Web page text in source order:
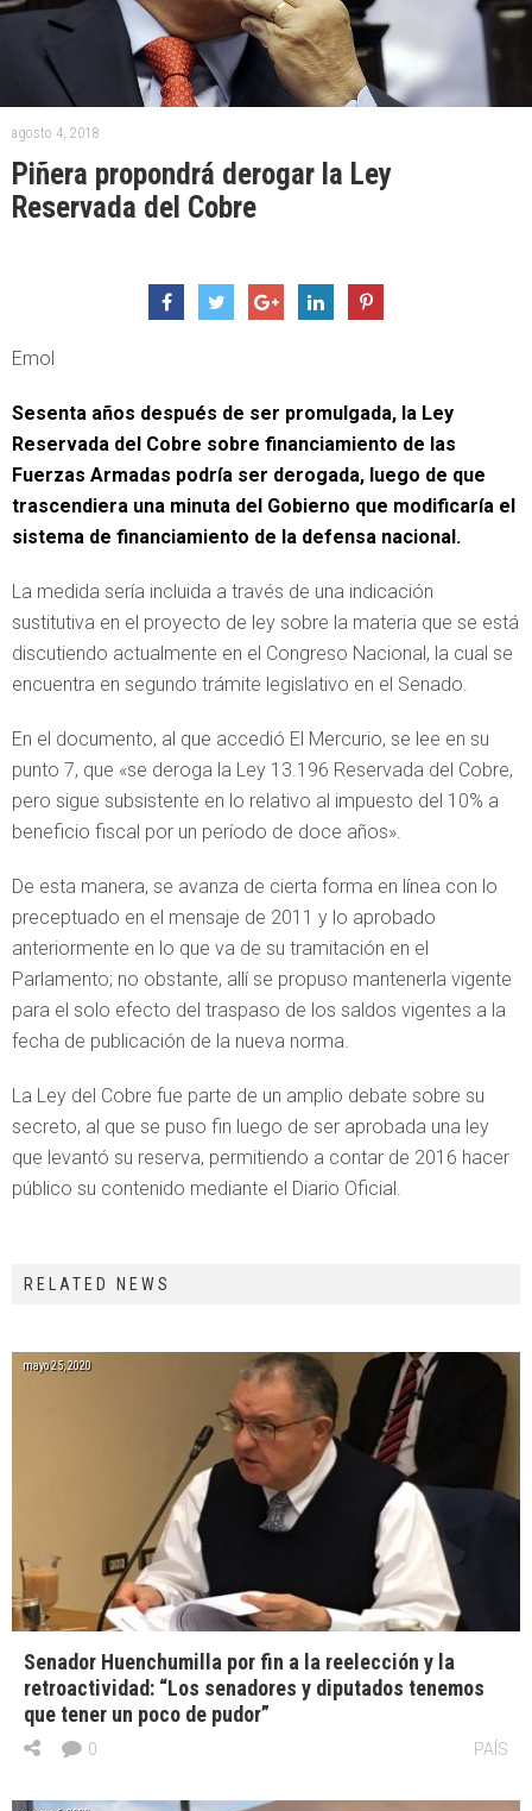
agosto 4, 2018
Piñera propondrá derogar la Ley
Reservada del Cobre
Emol
Sesenta años después de ser promulgada, la Ley
Reservada del Cobre sobre financiamiento de las
Fuerzas Armadas podría ser derogada, luego de que
trascendiera una minuta del Gobierno que modificaría el
sistema de financiamiento de la defensa nacional.
La medida sería incluida a través de una indicación
sustitutiva en el proyecto de ley sobre la materia que se está
discutiendo actualmente en el Congreso Nacional, la cual se
encuentra en segundo trámite legislativo en el Senado.
En el documento, al que accedió El Mercurio, se lee en su
punto 7, que «se deroga la Ley 13.196 Reservada del Cobre,
pero sigue subsistente en lo relativo al impuesto del 10% a
beneficio fiscal por un período de doce años».
De esta manera, se avanza de cierta forma en línea con lo
preceptuado en el mensaje de 2011 y lo aprobado
anteriormente en lo que va de su tramitación en el
Parlamento; no obstante, allí se propuso mantenerla vigente
para el solo efecto del traspaso de los saldos vigentes a la
fecha de publicación de la nueva norma.
La Ley del Cobre fue parte de un amplio debate sobre su
secreto, al que se puso fin luego de ser aprobada una ley
que levantó su reserva, permitiendo a contar de 2016 hacer
público su contenido mediante el Diario Oficial.
RELATED NEWS
mayo 25, 2020
Senador Huenchumilla por fin a la reelección y la
retroactividad: “Los senadores y diputados tenemos
que tener un poco de pudor”
PAÍS
0